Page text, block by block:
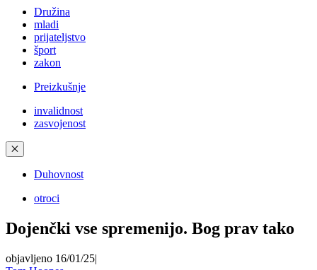
Družina
mladi
prijateljstvo
šport
zakon
Preizkušnje
invalidnost
zasvojenost
✕
Duhovnost
otroci
Dojenčki vse spremenijo. Bog prav tako
objavljeno 16/01/25|